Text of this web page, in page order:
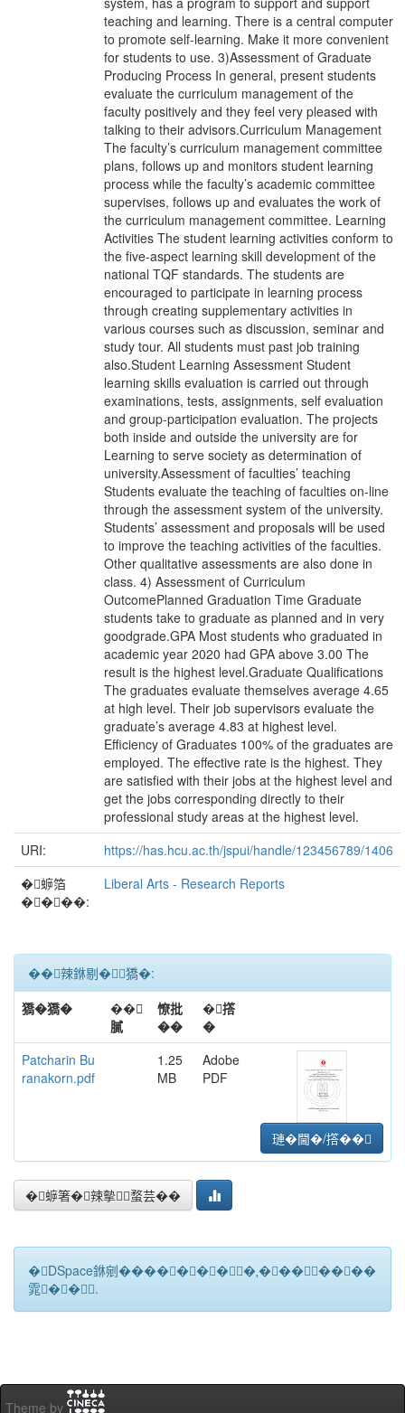
teaching and learning. There is a central computer
to promote self-learning. Make it more convenient
for students to use. 3)Assessment of Graduate
Producing Process In general, present students
evaluate the curriculum management of the
faculty positively and they feel very pleased with
talking to their advisors.Curriculum Management
The faculty’s curriculum management committee
plans, follows up and monitors student learning
process while the faculty’s academic committee
supervises, follows up and evaluates the work of
the curriculum management committee. Learning
Activities The student learning activities conform to
the five-aspect learning skill development of the
national TQF standards. The students are
encouraged to participate in learning process
through creating supplementary activities in
various courses such as discussion, seminar and
study tour. All students must past job training
also.Student Learning Assessment Student
learning skills evaluation is carried out through
examinations, tests, assignments, self evaluation
and group-participation evaluation. The projects
both inside and outside the university are for
Learning to serve society as determination of
university.Assessment of faculties’ teaching
Students evaluate the teaching of faculties on-line
through the assessment system of the university.
Students’ assessment and proposals will be used
to improve the teaching activities of the faculties.
Other qualitative assessments are also done in
class. 4) Assessment of Curriculum
OutcomePlanned Graduation Time Graduate
students take to graduate as planned and in very
goodgrade.GPA Most students who graduated in
academic year 2020 had GPA above 3.00 The
result is the highest level.Graduate Qualifications
The graduates evaluate themselves average 4.65
at high level. Their job supervisors evaluate the
graduate’s average 4.83 at highest level.
Efficiency of Graduates 100% of the graduates are
employed. The effective rate is the highest. They
are satisfied with their jobs at the highest level and
get the jobs corresponding directly to their
professional study areas at the highest level.
URI:
https://has.hcu.ac.th/jspui/handle/123456789/1406
�蝷箔
����:
Liberal Arts - Research Reports
��辣銝剔�﹝獢�:
獢�獢�
��
膩
憭批
��
�撘
�
Patcharin Bu
ranakorn.pdf
1.25
MB
Adobe
PDF
璉�閫�/撘��
�蝷箸�辣摰蝥芸��
�DSpace銝剜�������★��������
雿��.
Theme by